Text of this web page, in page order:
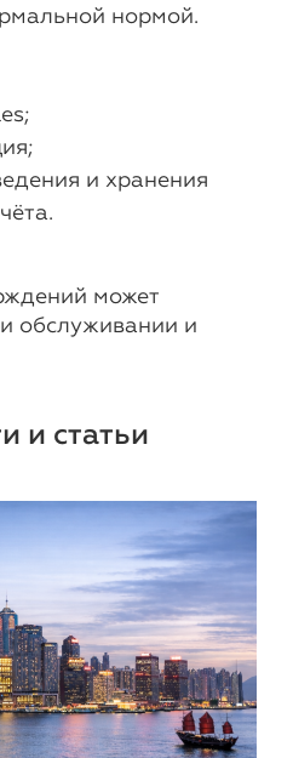
нормой.
и хранения
может
обслуживании и
и статьи